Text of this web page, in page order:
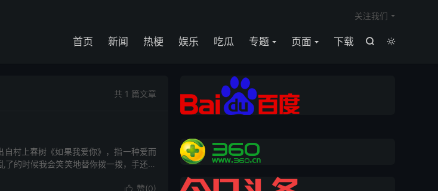


首页 新闻 热梗 娱乐 吃瓜 专题 页面 下载
关注我们
共 1 篇文章
自村上春树《如果我爱你》，指一种爱而
的时候我会笑笑地替你拨一拨，手还留
 赞(0)